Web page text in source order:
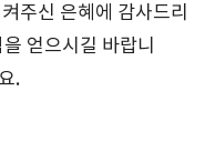
주신 은혜에 감사드리
얻으시길 바랍니
.